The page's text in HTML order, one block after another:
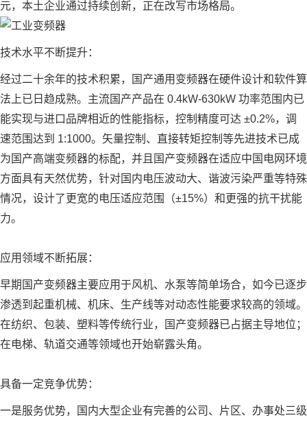
元，本土企业通过持续创新，正在改写市场格局。
技术水平不断提升：
经过二十余年的技术积累，国产通用变频器在硬件设计和软件算
法上已日趋成熟。主流国产产品在 0.4kW-630kW 功率范围内已
能实现与进口品牌相近的性能指标，控制精度可达 ±0.2%，调
速范围达到 1:1000。矢量控制、直接转矩控制等先进技术已成
为国产高端变频器的标配，并且国产变频器在适应中国电网环境
方面具有天然优势，针对国内电压波动大、谐波污染严重等特殊
情况，设计了更宽的电压适应范围（±15%）和更强的抗干扰能
力。
应用领域不断拓展：
早期国产变频器主要应用于风机、水泵等简单场合，如今已逐步
渗透到起重机械、机床、生产线等对动态性能要求较高的领域。
在纺织、包装、塑料等传统行业，国产变频器已占据主导地位；
在电梯、轨道交通等领域也开始崭露头角。
具备一定竞争优势：
一是服务优势，国内大型企业有完善的公司、片区、办事处三级